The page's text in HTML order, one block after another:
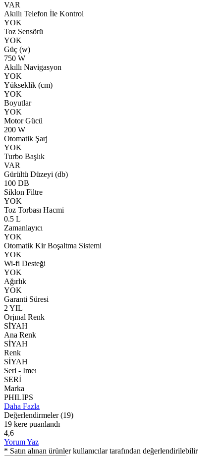
VAR
Akıllı Telefon İle Kontrol
YOK
Toz Sensörü
YOK
Güç (w)
750 W
Akıllı Navigasyon
YOK
Yükseklik (cm)
YOK
Boyutlar
YOK
Motor Gücü
200 W
Otomatik Şarj
YOK
Turbo Başlık
VAR
Gürültü Düzeyi (db)
100 DB
Siklon Filtre
YOK
Toz Torbası Hacmi
0.5 L
Zamanlayıcı
YOK
Otomatik Kir Boşaltma Sistemi
YOK
Wi-fi Desteği
YOK
Ağırlık
YOK
Garanti Süresi
2 YIL
Orjınal Renk
SİYAH
Ana Renk
SİYAH
Renk
SİYAH
Seri - Imeı
SERİ
Marka
PHILIPS
Daha Fazla
Değerlendirmeler (19)
19 kere puanlandı
4,6
Yorum Yaz
* Satın alınan ürünler kullanıcılar tarafından değerlendirilebilir